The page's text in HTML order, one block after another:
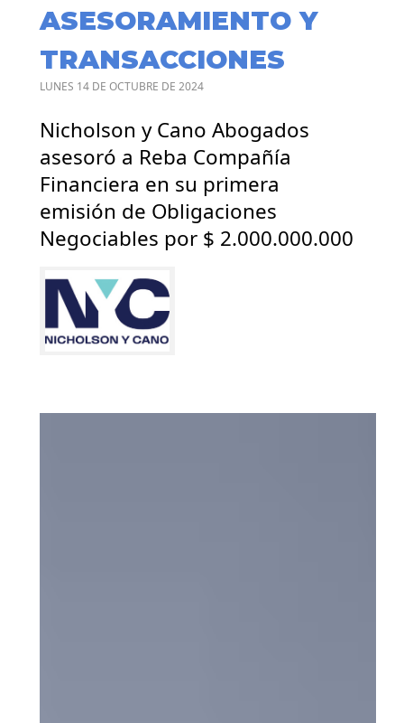
ASESORAMIENTO Y
TRANSACCIONES
LUNES 14 DE OCTUBRE DE 2024
Nicholson y Cano Abogados
asesoró a Reba Compañía
Financiera en su primera
emisión de Obligaciones
Negociables por $ 2.000.000.000